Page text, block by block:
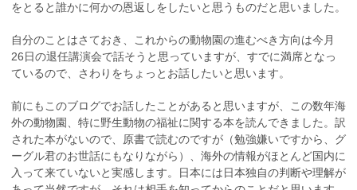
をとると誰かに何かの恩返しをしたいと思うものだと思いました。
自分のことはさておき、これからの動物園の進むべき方向は今月
26日の退任講演会で話そうと思っていますが、すでに満席となっ
ているので、さわりをちょっとお話したいと思います。
前にもこのブログでお話したことがあると思いますが、この数年海
外の動物園、特に野生動物の福祉に関する本を読んできました。訳
された本がないので、原書で読むのですが（勉強嫌いですから、グ
ーグル君のお世話にもなりながら）、海外の情報がほとんど国内に
入って来ていないと実感します。日本には日本独自の判断や理解が